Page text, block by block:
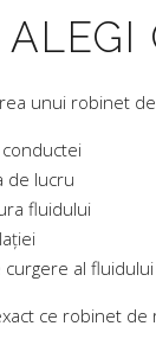
unui robinet
de lucru
fluidului
al fluidului
ce robinet